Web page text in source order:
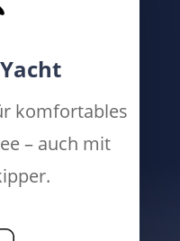
komfortables
– auch mit